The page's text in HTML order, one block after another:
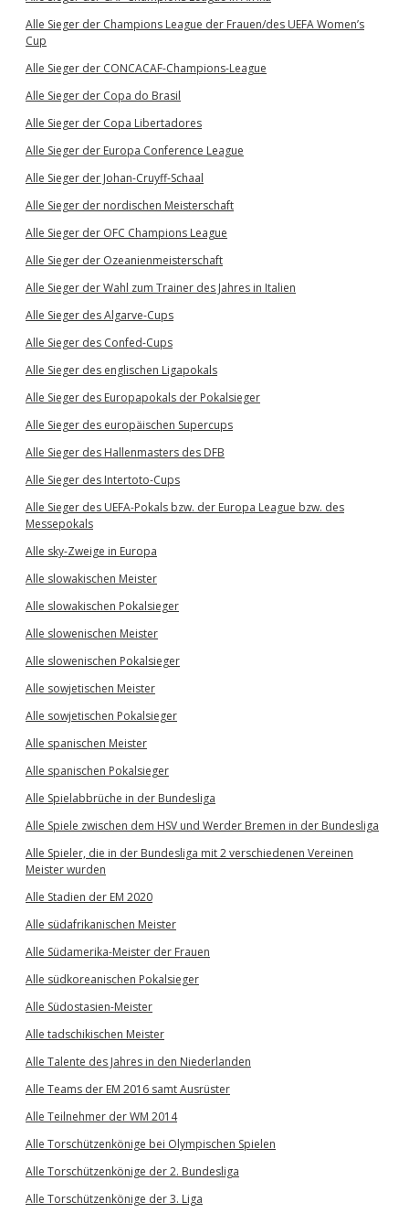
Alle Sieger der Champions League der Frauen/des UEFA Women’s
Cup
Alle Sieger der CONCACAF-Champions-League
Alle Sieger der Copa do Brasil
Alle Sieger der Copa Libertadores
Alle Sieger der Europa Conference League
Alle Sieger der Johan-Cruyff-Schaal
Alle Sieger der nordischen Meisterschaft
Alle Sieger der OFC Champions League
Alle Sieger der Ozeanienmeisterschaft
Alle Sieger der Wahl zum Trainer des Jahres in Italien
Alle Sieger des Algarve-Cups
Alle Sieger des Confed-Cups
Alle Sieger des englischen Ligapokals
Alle Sieger des Europapokals der Pokalsieger
Alle Sieger des europäischen Supercups
Alle Sieger des Hallenmasters des DFB
Alle Sieger des Intertoto-Cups
Alle Sieger des UEFA-Pokals bzw. der Europa League bzw. des
Messepokals
Alle sky-Zweige in Europa
Alle slowakischen Meister
Alle slowakischen Pokalsieger
Alle slowenischen Meister
Alle slowenischen Pokalsieger
Alle sowjetischen Meister
Alle sowjetischen Pokalsieger
Alle spanischen Meister
Alle spanischen Pokalsieger
Alle Spielabbrüche in der Bundesliga
Alle Spiele zwischen dem HSV und Werder Bremen in der Bundesliga
Alle Spieler, die in der Bundesliga mit 2 verschiedenen Vereinen
Meister wurden
Alle Stadien der EM 2020
Alle südafrikanischen Meister
Alle Südamerika-Meister der Frauen
Alle südkoreanischen Pokalsieger
Alle Südostasien-Meister
Alle tadschikischen Meister
Alle Talente des Jahres in den Niederlanden
Alle Teams der EM 2016 samt Ausrüster
Alle Teilnehmer der WM 2014
Alle Torschützenkönige bei Olympischen Spielen
Alle Torschützenkönige der 2. Bundesliga
Alle Torschützenkönige der 3. Liga